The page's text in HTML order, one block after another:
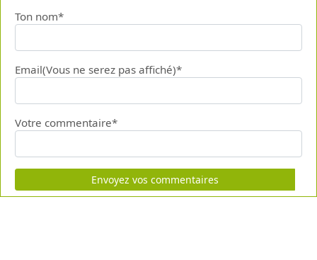
Ton nom*
Email(Vous ne serez pas affiché)*
Votre commentaire*
Envoyez vos commentaires